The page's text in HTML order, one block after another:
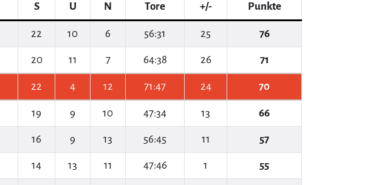
S U N Tore +/- Punkte
22 10 6 56:31 25 76
20 11 7 64:38 26 71
22 4 12 71:47 24 70
19 9 10 47:34 13 66
16 9 13 56:45 11 57
14 13 11 47:46 1 55